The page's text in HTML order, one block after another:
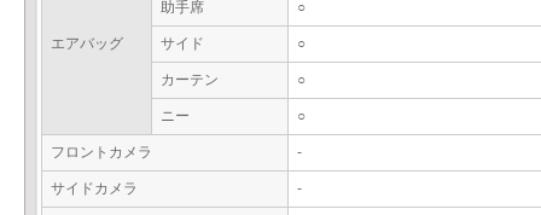
エアバッグ
助手席 ○
サイド ○
カーテン ○
ニー ○
フロントカメラ -
サイドカメラ -